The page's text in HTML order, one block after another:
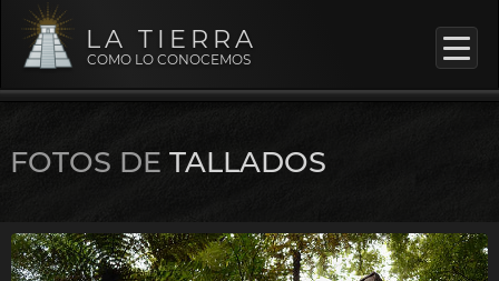
LA TIERRA
COMO LO CONOCEMOS
FOTOS DE TALLADOS